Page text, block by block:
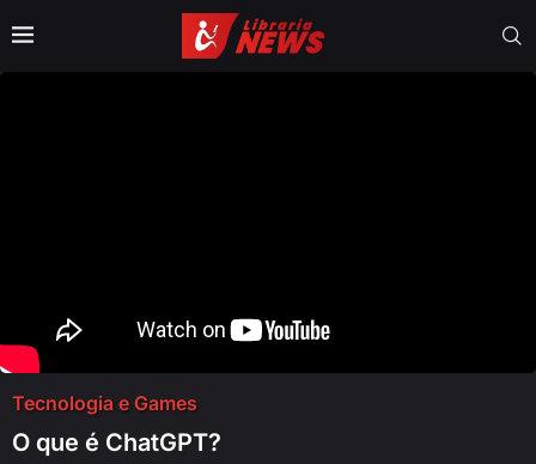
Tecnologia e Games
O que é ChatGPT?